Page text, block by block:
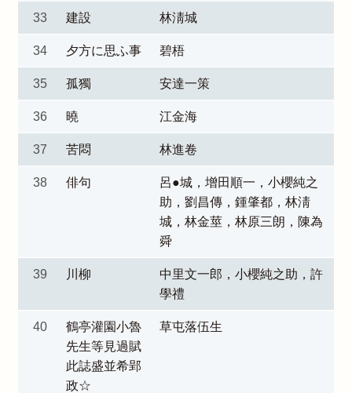
33 建設 林淸城
34 夕方に思ふ事 碧梧
35 孤獨 安達一策
36 曉 江金海
37 苦悶 林進卷
38 俳句
呂●城，增田順一，小櫻純之
助，劉昌傳，鍾肇都，林淸
城，林金莖，林原三朗，陳為
舜
39 川柳
中里文一郎，小櫻純之助，許
學禮
40
鶴亭灌園小魯
先生等見過賦
此誌盛並希郢
政☆
草屯落伍生